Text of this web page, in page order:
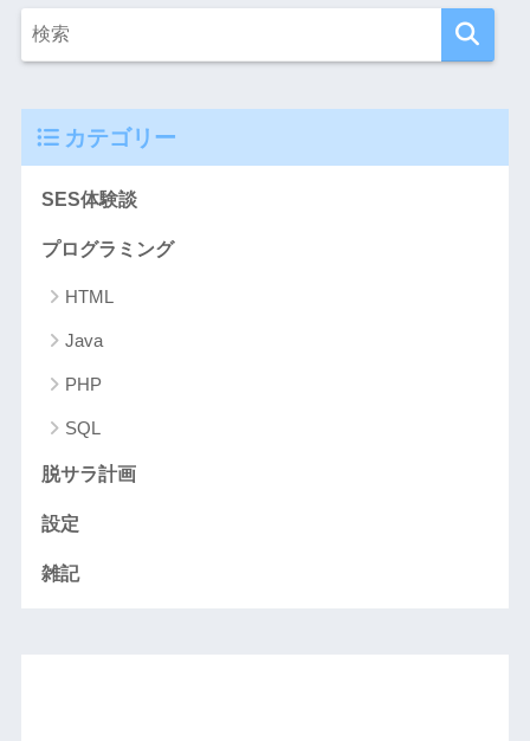
カテゴリー
SES体験談
プログラミング
HTML
Java
PHP
SQL
脱サラ計画
設定
雑記